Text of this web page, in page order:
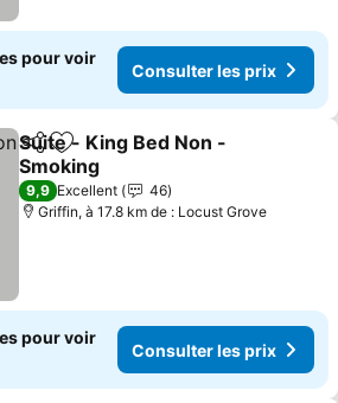
pour voir
Consulter les prix
PartagerAjouter à mes favoris
Suite - King Bed Non -
Smoking
9,9 Excellent
46
Griffin, à 17.8 km de : Locust Grove
pour voir
Consulter les prix